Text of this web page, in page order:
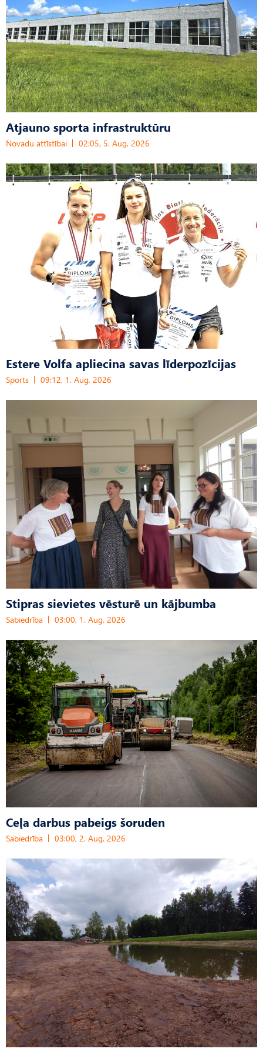
Atjauno sporta infrastruktūru
Novadu attīstībai 02:05, 5. Aug, 2026
Estere Volfa apliecina savas līderpozīcijas
Sports 09:12, 1. Aug, 2026
Stipras sievietes vēsturē un kājbumba
Sabiedrība 03:00, 1. Aug, 2026
Ceļa darbus pabeigs šoruden
Sabiedrība 03:00, 2. Aug, 2026